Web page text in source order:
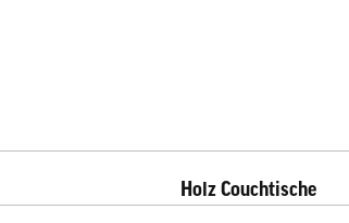
Holz Couchtische